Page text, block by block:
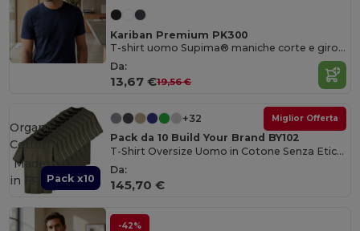
Kariban Premium PK300
T-shirt uomo Supima® maniche corte e girocollo
Da:
13,67 €19,56 €
Pack x10
Miglior Offerta
+32
Pack da 10 Build Your Brand BY102
T-Shirt Oversize Uomo in Cotone Senza Etichetta
Da:
145,70 €
Organic
Cotton
Made
in
-42%